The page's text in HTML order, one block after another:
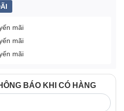
mãi
mãi
mãi
BÁO KHI CÓ HÀNG